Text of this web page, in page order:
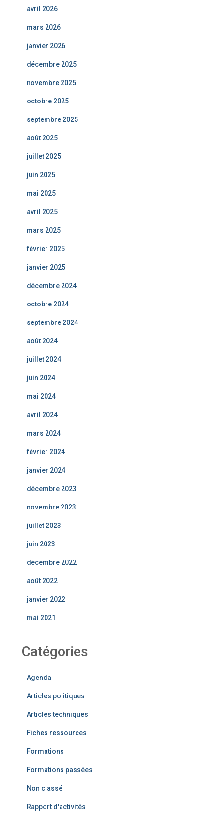
avril 2026
mars 2026
janvier 2026
décembre 2025
novembre 2025
octobre 2025
septembre 2025
août 2025
juillet 2025
juin 2025
mai 2025
avril 2025
mars 2025
février 2025
janvier 2025
décembre 2024
octobre 2024
septembre 2024
août 2024
juillet 2024
juin 2024
mai 2024
avril 2024
mars 2024
février 2024
janvier 2024
décembre 2023
novembre 2023
juillet 2023
juin 2023
décembre 2022
août 2022
janvier 2022
mai 2021
Catégories
Agenda
Articles politiques
Articles techniques
Fiches ressources
Formations
Formations passées
Non classé
Rapport d'activités